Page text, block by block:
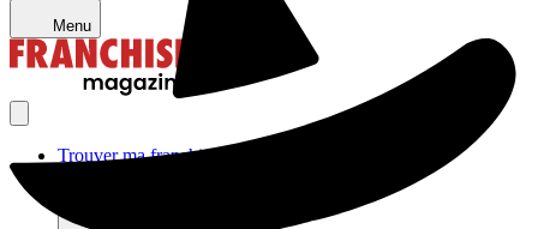
Menu
Trouver ma franchise